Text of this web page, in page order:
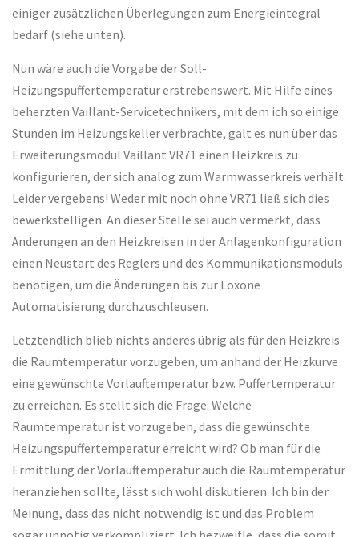
einiger zusätzlichen Überlegungen zum Energieintegral
bedarf (siehe unten).
Nun wäre auch die Vorgabe der Soll-
Heizungspuffertemperatur erstrebenswert. Mit Hilfe eines
beherzten Vaillant-Servicetechnikers, mit dem ich so einige
Stunden im Heizungskeller verbrachte, galt es nun über das
Erweiterungsmodul Vaillant VR71 einen Heizkreis zu
konfigurieren, der sich analog zum Warmwasserkreis verhält.
Leider vergebens! Weder mit noch ohne VR71 ließ sich dies
bewerkstelligen. An dieser Stelle sei auch vermerkt, dass
Änderungen an den Heizkreisen in der Anlagenkonfiguration
einen Neustart des Reglers und des Kommunikationsmoduls
benötigen, um die Änderungen bis zur Loxone
Automatisierung durchzuschleusen.
Letztendlich blieb nichts anderes übrig als für den Heizkreis
die Raumtemperatur vorzugeben, um anhand der Heizkurve
eine gewünschte Vorlauftemperatur bzw. Puffertemperatur
zu erreichen. Es stellt sich die Frage: Welche
Raumtemperatur ist vorzugeben, dass die gewünschte
Heizungspuffertemperatur erreicht wird? Ob man für die
Ermittlung der Vorlauftemperatur auch die Raumtemperatur
heranziehen sollte, lässt sich wohl diskutieren. Ich bin der
Meinung, dass das nicht notwendig ist und das Problem